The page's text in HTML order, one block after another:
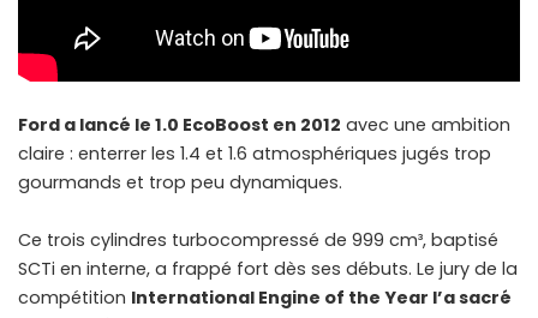
Ford a lancé le 1.0 EcoBoost en 2012 avec une ambition
claire : enterrer les 1.4 et 1.6 atmosphériques jugés trop
gourmands et trop peu dynamiques.
Ce trois cylindres turbocompressé de 999 cm³, baptisé
SCTi en interne, a frappé fort dès ses débuts. Le jury de la
compétition International Engine of the Year l’a sacré